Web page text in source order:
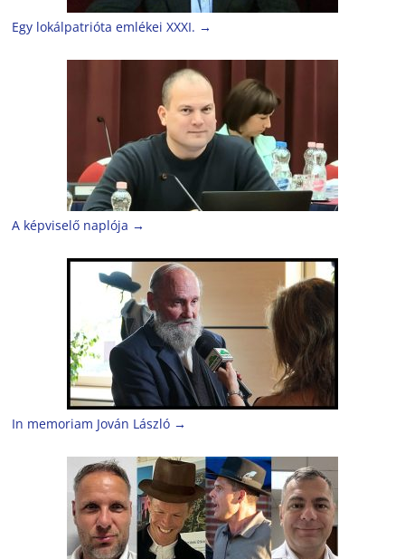
Egy lokálpatrióta emlékei XXXI. →
A képviselő naplója →
In memoriam Jován László →